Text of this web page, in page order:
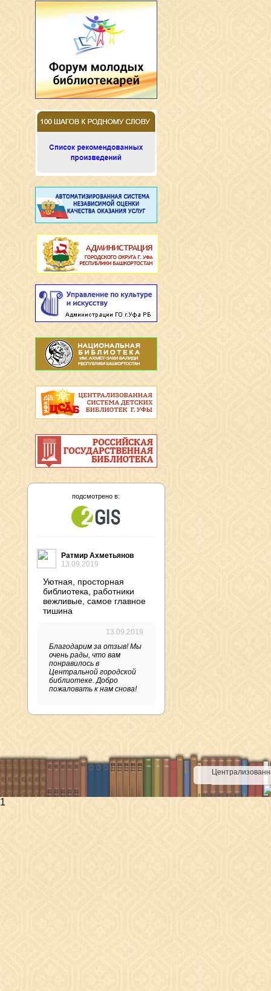
подсмотрено в:
Ратмир Ахметьянов
13.09.2019
Уютная, просторная
библиотека, работники
вежливые, самое главное
тишина
13.09.2019
Благодарим за отзыв! Мы
очень рады, что вам
понравилось в
Центральной городской
библиотеке. Добро
пожаловать к нам снова!
1